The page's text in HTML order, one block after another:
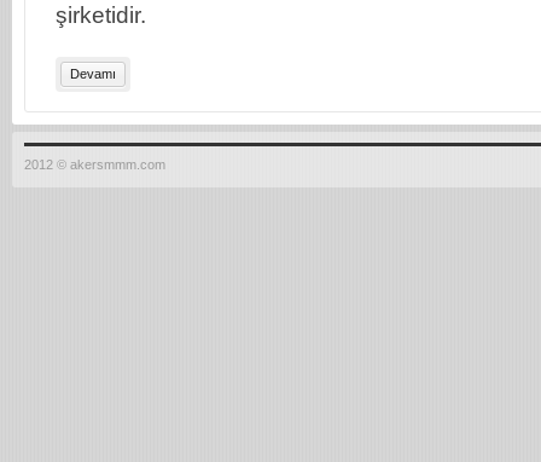
şirketidir.
Devamı
2012 © akersmmm.com